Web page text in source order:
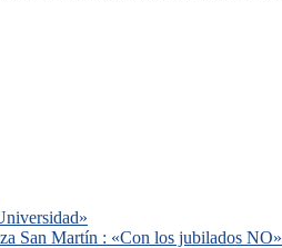
San Martín : «Con los jubilados NO»